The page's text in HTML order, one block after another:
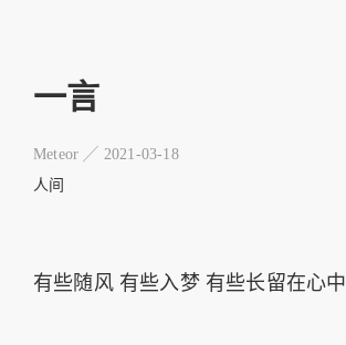
一言
Meteor ╱ 2021-03-18
人间
有些随风 有些入梦 有些长留在心中